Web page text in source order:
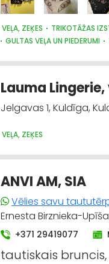
VEĻA, ZEĶES TRIKOTĀŽAS
GULTAS VEĻA UN PIEDERUMI
Lauma
Jelgavas 1, Kuldīga,
VEĻA, ZEĶES
ANVI AM, SIA
Vēlies savu
Ernesta Birznieka-Upīša
+371 29419077
tautiskais